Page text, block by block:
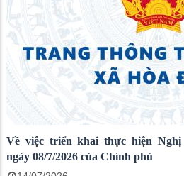
Về việc triển khai thực hiện Nghị
ngày 08/7/2026 của Chính phủ